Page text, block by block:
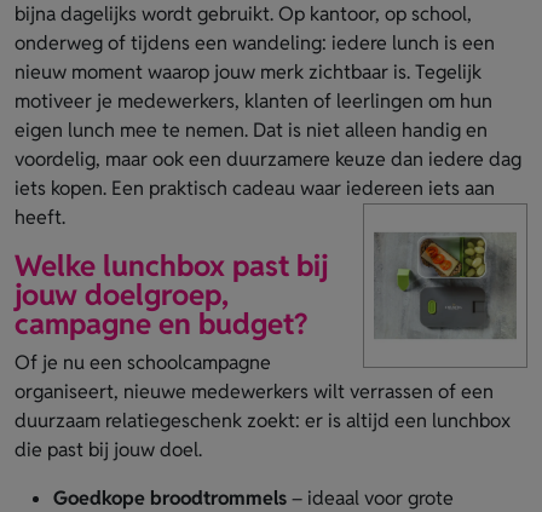
bijna dagelijks wordt gebruikt. Op kantoor, op school,
onderweg of tijdens een wandeling: iedere lunch is een
nieuw moment waarop jouw merk zichtbaar is. Tegelijk
motiveer je medewerkers, klanten of leerlingen om hun
eigen lunch mee te nemen. Dat is niet alleen handig en
voordelig, maar ook een duurzamere keuze dan iedere dag
iets kopen. Een praktisch cadeau waar iedereen iets aan
heeft.
Welke lunchbox past bij
jouw doelgroep,
campagne en budget?
Of je nu een schoolcampagne
organiseert, nieuwe medewerkers wilt verrassen of een
duurzaam relatiegeschenk zoekt: er is altijd een lunchbox
die past bij jouw doel.
Goedkope broodtrommels– ideaal voor grote